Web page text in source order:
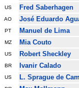
US Fred Saberhagen
AO José Eduardo
PT Manuel de Lima
MZ Mia Couto
US Robert Sheckley
BR Ivanir Calado
US L. Sprague de